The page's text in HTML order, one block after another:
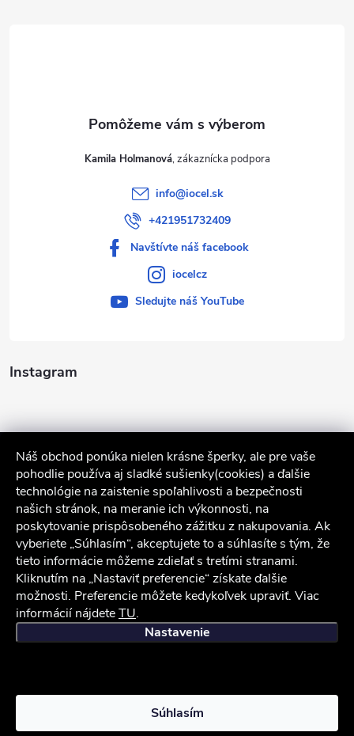
Náš obchod ponúka nielen krásne šperky, ale pre vaše
pohodlie používa aj sladké sušienky(cookies) a ďalšie
technológie na zaistenie spoľahlivosti a bezpečnosti
našich stránok, na meranie ich výkonnosti, na
poskytovanie prispôsobeného zážitku z nakupovania. Ak
vyberiete „Súhlasím“, akceptujete to a súhlasíte s tým, že
tieto informácie môžeme zdieľať s tretími stranami.
Kliknutím na „Nastaviť preferencie“ získate ďalšie
možnosti. Preferencie môžete kedykoľvek upraviť. Viac
informácií nájdeteTU.
Nastavenie
Súhlasím
Instagram
Sledovať na Instagrame
Služby zákazníkom
Kamila Holmanová
info@iocel.sk
+421951732409
Navštívte náš facebook
iocelcz
Sledujte náš YouTube
iocel.sk Obchodné podmienky Ochrana osobných údajov
Vytvoril Shoptet